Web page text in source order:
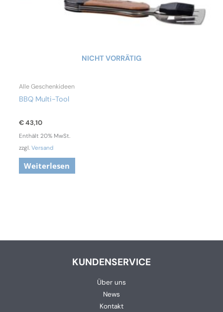
NICHT VORRÄTIG
Alle Geschenkideen
BBQ Multi-Tool
€43,10
Enthält 20% MwSt.
zzgl.Versand
Weiterlesen
KUNDENSERVICE
Über uns
News
Kontakt